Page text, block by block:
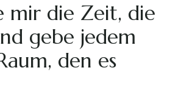
mir die Zeit, die
gebe jedem
den es